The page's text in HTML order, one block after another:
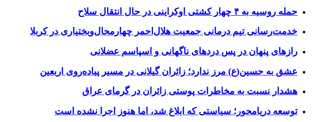
حمله روسیه به ۴ چهار کشتی اوکراینی در حال انتقال سلاح
خدمت‌رسانی تیم درمانی جمعیت هلال‌احمر چهارمحال‌وبختیاری در کربلا
رازهای پنهان در پس دردهای ناگهانی و اسپاسم عضلانی
عشق به حسین(ع) مرز ندارد؛ زائران گیلانی در مسیر پیاده‌روی اربعین
هشدار نسبت به مخاطرات پوستی زائران در گرمای عراق
توسعه دریامحور؛ سیاستی که ابلاغ شد، اما هنوز اجرا نشده است